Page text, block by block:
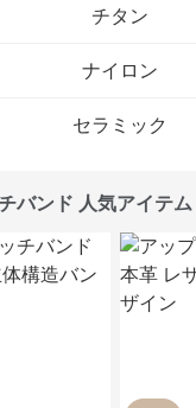
チタン
ナイロン
セラミック
バンド 人気アイテム